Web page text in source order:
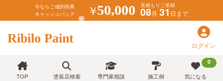
今ならご成約特典
キャッシュバック
￥50,000 見積もりご依頼
08月 31日まで
Ribilo Paint ログイン
TOP 塗装店検索 専門家相談 施工例
0
気になる